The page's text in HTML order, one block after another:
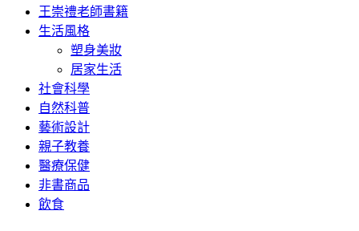
王崇禮老師書籍
生活風格
塑身美妝
居家生活
社會科學
自然科普
藝術設計
親子教養
醫療保健
非書商品
飲食